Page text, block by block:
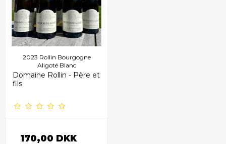
2023 Rollin Bourgogne
Aligoté Blanc
Domaine Rollin - Père et
fils
170,00 DKK